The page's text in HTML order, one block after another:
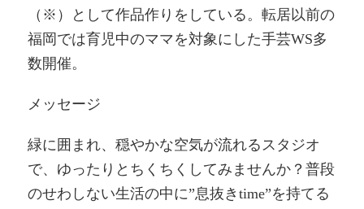
（※）として作品作りをしている。転居以前の
福岡では育児中のママを対象にした手芸WS多
数開催。
メッセージ
緑に囲まれ、穏やかな空気が流れるスタジオ
で、ゆったりとちくちくしてみませんか？普段
のせわしない生活の中に”息抜きtime”を持てる